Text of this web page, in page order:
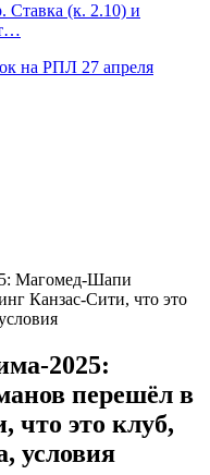
(к. 2.10) и
на РПЛ 27 апреля
Магомед-Шапи
Канзас-Сити, что это
2025:
перешёл в
что это клуб,
условия